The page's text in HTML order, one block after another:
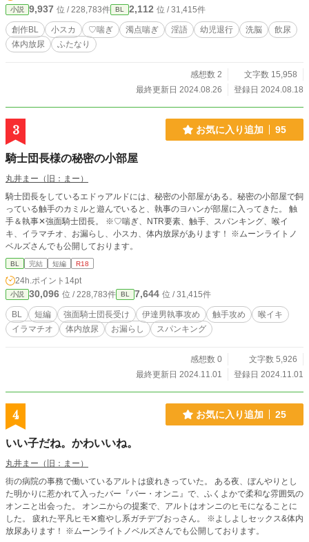
小説 9,937 位 / 228,783件 BL 2,112 位 / 31,415件
創作BL 小スカ ♡喘ぎ 濁点喘ぎ 淫語 幼児退行 洗脳
飲尿
体内放尿
ふたなり
感想数 2
文字数 15,958
最終更新日 2024.08.26
登録日 2024.08.18
3 お気に入り追加 95
騎士団長様の秘密の小部屋
丸井まー（旧：まー）
騎士団長をしているエドゥアルドには、秘密の小部屋がある。秘密の小部屋で飼
っている触手のカミルと遊んでいると、執事のヨハンが部屋に入ってきた。 触
手＆執事✕強面騎士団長。 ※♡喘ぎ、NTR要素、触手、スパンキング、喉イ
キ、イラマチオ、お漏らし、小スカ、体内放尿があります！ ※ムーンライトノ
ベルズさんでも公開しております。
BL 完結 短編 R18
24h.ポイント 14pt
小説 30,096 位 / 228,783件 BL 7,644 位 / 31,415件
BL 短編 強面騎士団長受け 伊達男執事攻め 触手攻め
喉イキ
イラマチオ
体内放尿 お漏らし スパンキング
感想数 0
文字数 5,926
最終更新日 2024.11.01
登録日 2024.11.01
4 お気に入り追加 25
いい子だね。かわいいね。
丸井まー（旧：まー）
街の病院の事務で働いているアルトは疲れきっていた。 ある夜、ぼんやりとし
た明かりに惹かれて入ったバー『バー・オンニ』で、ふくよかで柔和な雰囲気の
オンニと出会った。 オンニからの提案で、アルトはオンニのヒモになることに
した。 疲れた平凡ヒモ✕癒やし系ガチデブおっさん。 ※よしよしセックス&体内
放尿あります！ ※ムーンライトノベルズさんでも公開しております。